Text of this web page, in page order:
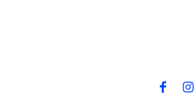
PERÚ